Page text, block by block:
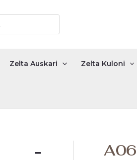
Zelta Auskari Zelta Kuloni